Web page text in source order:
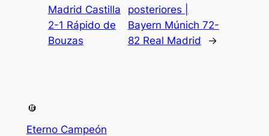
Madrid Castilla
2-1 Rápido de
Bouzas
posteriores |
Bayern Múnich 72-
82 Real Madrid
→
Eterno Campeón